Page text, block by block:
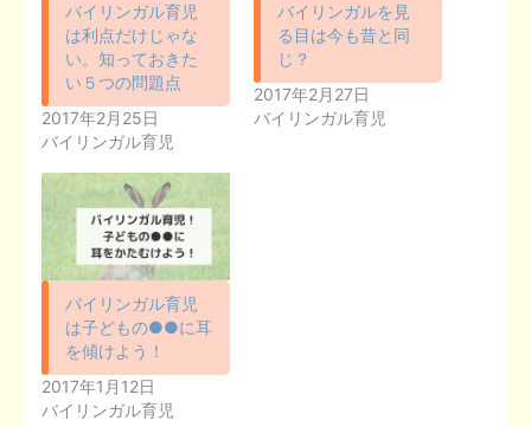
バイリンガル育児
は利点だけじゃな
い。知っておきた
い５つの問題点
2017年2月25日
バイリンガル育児
バイリンガルを見
る目は今も昔と同
じ？
2017年2月27日
バイリンガル育児
バイリンガル育児
は子どもの●●に耳
を傾けよう！
2017年1月12日
バイリンガル育児